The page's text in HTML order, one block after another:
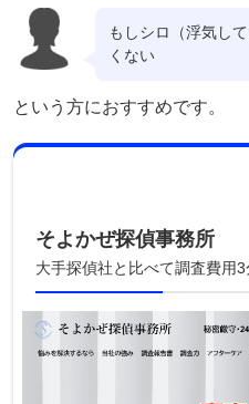
もしシロ（浮気し
くない
という方におすすめです。
そよかぜ探偵事務所
大手探偵社と比べて調査費用3